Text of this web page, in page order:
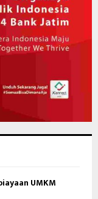
UMKM